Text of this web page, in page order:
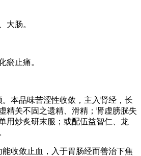
大肠。
瘀止痛。
本品味苦涩性收敛，主入肾经，长
精关不固之遗精、滑精；肾虚膀胱失
用炒炙研末服；或配伍益智仁、龙
收敛止血，入于胃肠经而善治下焦